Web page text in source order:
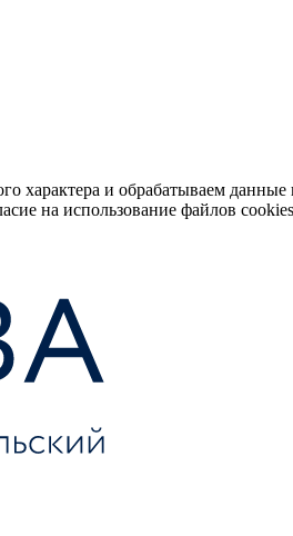
характера и обрабатываем
на использование файлов